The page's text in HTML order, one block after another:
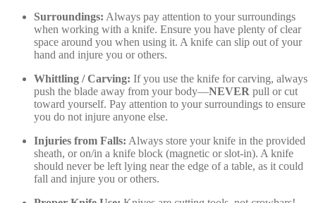
Surroundings: Always pay attention to your surroundings
when working with a knife. Ensure you have plenty of clear
space around you when using it. A knife can slip out of your
hand and injure you or others.
Whittling / Carving: If you use the knife for carving, always
push the blade away from your body—NEVER pull or cut
toward yourself. Pay attention to your surroundings to ensure
you do not injure anyone else.
Injuries from Falls: Always store your knife in the provided
sheath, or on/in a knife block (magnetic or slot-in). A knife
should never be left lying near the edge of a table, as it could
fall and injure you or others.